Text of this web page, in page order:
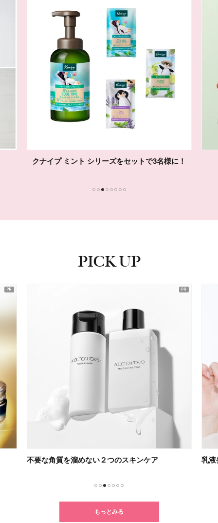
クナイプ ミント シリーズをセットで3名様に！
PICK UP
不要な角質を溜めない２つのスキンケア 乳液
もっとみる